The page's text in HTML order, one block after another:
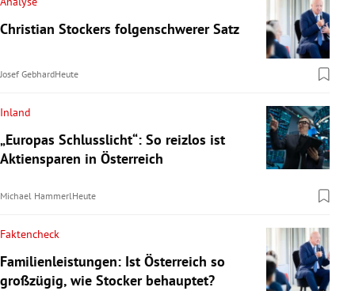
Christian Stockers folgenschwerer Satz
Josef GebhardHeute
Inland
„Europas Schlusslicht“: So reizlos ist
Aktiensparen in Österreich
Michael HammerlHeute
Faktencheck
Familienleistungen: Ist Österreich so
großzügig, wie Stocker behauptet?